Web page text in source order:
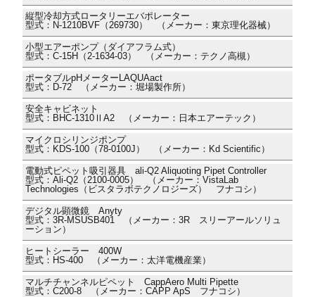
縦型冷却方式ロータリーエバポレーター
型式：N-1210BVF（269730） （メーカー：東京理化器械）
小型エアーポンプ（ダイアフラム式）
型式：C-15H（2-1634-03） （メーカー：テクノ高槻）
ポータブルpHメーターLAQUAact
型式：D-72 （メーカー：堀場製作所）
安全キャビネット
型式：BHC-1310ⅡA2 （メーカー：日本エアーテック）
マイクロシリンジポンプ
型式：KDS-100（78-0100J） （メーカー：Kd Scientific）
電動式ピペット吸引器具 ali-Q2 Aliquoting Pipet Controller
型式：Ali-Q2（2100-0005） （メーカー：VistaLab
Technologies（ビスタラボテクノロジーズ） フナコシ）
デジタル顕微鏡 Anyty
型式：3R-MSUSB401 （メーカー：3R スリーアールソリュ
ーション）
ヒートシーラー 400W
型式：HS-400 （メーカー：太洋電機産業）
マルチチャンネルピペット CappAero Multi Pipette
型式：C200-8 （メーカー：CAPP ApS フナコシ）